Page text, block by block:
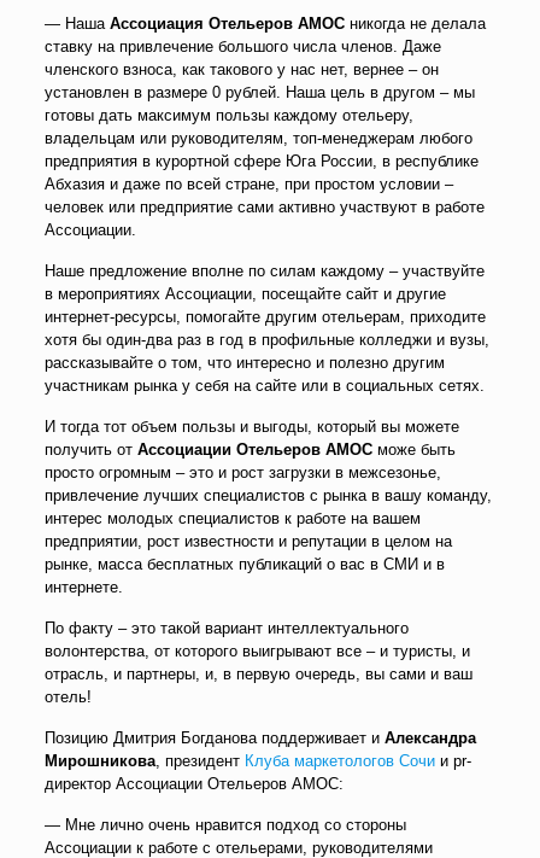
— Наша Ассоциация Отельеров АМОСникогда не делала
ставку на привлечение большого числа членов. Даже
членского взноса, как такового у нас нет, вернее – он
установлен в размере 0 рублей. Наша цель в другом – мы
готовы дать максимум пользы каждому отельеру,
владельцам или руководителям, топ-менеджерам любого
предприятия в курортной сфере Юга России, в республике
Абхазия и даже по всей стране, при простом условии –
человек или предприятие сами активно участвуют в работе
Ассоциации.
Наше предложение вполне по силам каждому – участвуйте
в мероприятиях Ассоциации, посещайте сайт и другие
интернет-ресурсы, помогайте другим отельерам, приходите
хотя бы один-два раз в год в профильные колледжи и вузы,
рассказывайте о том, что интересно и полезно другим
участникам рынка у себя на сайте или в социальных сетях.
И тогда тот объем пользы и выгоды, который вы можете
получить от Ассоциации Отельеров АМОСможе быть
просто огромным – это и рост загрузки в межсезонье,
привлечение лучших специалистов с рынка в вашу команду,
интерес молодых специалистов к работе на вашем
предприятии, рост известности и репутации в целом на
рынке, масса бесплатных публикаций о вас в СМИ и в
интернете.
По факту – это такой вариант интеллектуального
волонтерства, от которого выигрывают все – и туристы, и
отрасль, и партнеры, и, в первую очередь, вы сами и ваш
отель!
Позицию Дмитрия Богданова поддерживает и Александра
Мирошникова, президент Клуба маркетологов Сочии pr-
директор Ассоциации Отельеров АМОС:
— Мне лично очень нравится подход со стороны
Ассоциации к работе с отельерами, руководителями